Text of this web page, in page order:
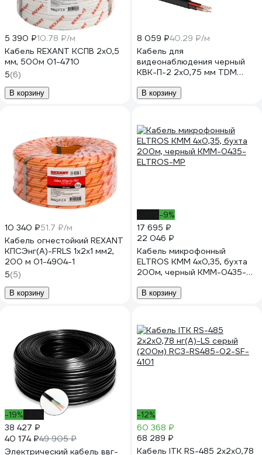
5 390 ₽10.78 ₽/м
Кабель REXANT КСПВ 2х0,5
мм, 500м 01-4710
5(6)
В корзину
8 059 ₽40.29 ₽/м
Кабель для
видеонаблюдения черный
КВК-П-2 2х0,75 мм TDM
наружной прокладки, серия
В корзину
10 340 ₽51.7 ₽/м
Кабель огнестойкий REXANT
КПСЭнг(А)-FRLS 1x2x1 мм2,
200 м 01-4904-1
5(5)
В корзину
-9%
17 695 ₽
22 046 ₽
Кабель микрофонный
ELTROS КММ 4x0,35, бухта
200м, черный КММ-0435-
В корзину
-19%
38 427 ₽
40 174 ₽49 905 ₽
Электрический кабель ввг-
-12%
60 368 ₽
68 289 ₽
Кабель ITK RS-485 2x2х0,78